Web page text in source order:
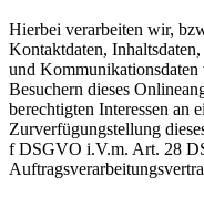
Hierbei verarbeiten wir,
Kontaktdaten,
und Kommunikationsdaten
Besuchern dieses
berechtigten Interessen an
Zurverfügungstellung
f DSGVO i.V.m. Art. 28